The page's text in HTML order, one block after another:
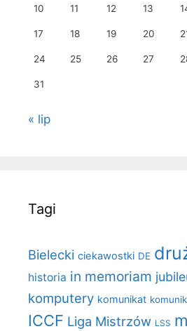
10 11 12 13
17 18 19 20
24 25 26 27
31
« lip
Tagi
Bielecki ciekawostki DE
historia in memoriam
komputery komunikat
ICCF Liga Mistrzów LSS